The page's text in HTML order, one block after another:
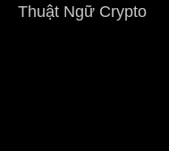
Thuật Ngữ Crypto